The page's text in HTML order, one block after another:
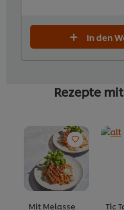
In den
Rezepte
Mit Melasse Tic